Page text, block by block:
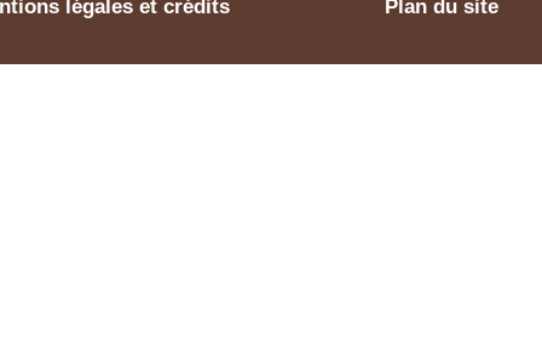
légales et crédits Plan du site